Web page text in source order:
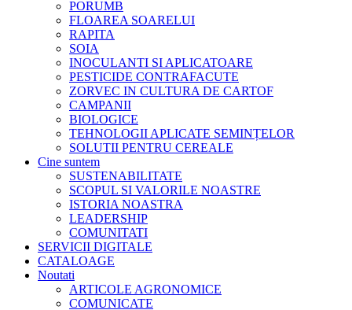
PORUMB
FLOAREA SOARELUI
RAPITA
SOIA
INOCULANTI SI APLICATOARE
PESTICIDE CONTRAFACUTE
ZORVEC IN CULTURA DE CARTOF
CAMPANII
BIOLOGICE
TEHNOLOGII APLICATE SEMINȚELOR
SOLUTII PENTRU CEREALE
Cine suntem
SUSTENABILITATE
SCOPUL SI VALORILE NOASTRE
ISTORIA NOASTRA
LEADERSHIP
COMUNITATI
SERVICII DIGITALE
CATALOAGE
Noutati
ARTICOLE AGRONOMICE
COMUNICATE